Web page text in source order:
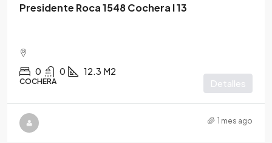
Presidente Roca 1548 Cochera I 13
0 0 12.3 M2
COCHERA Detalles
1 mes ago